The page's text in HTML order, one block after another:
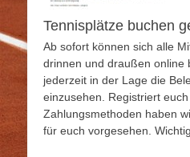
Tennisplätze buchen
Ab sofort können sich alle
drinnen und draußen online
jederzeit in der Lage die
einzusehen. Registriert
Zahlungsmethoden haben
für euch vorgesehen.